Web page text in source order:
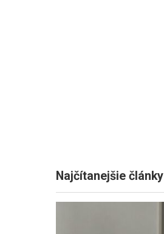
Najčítanejšie články